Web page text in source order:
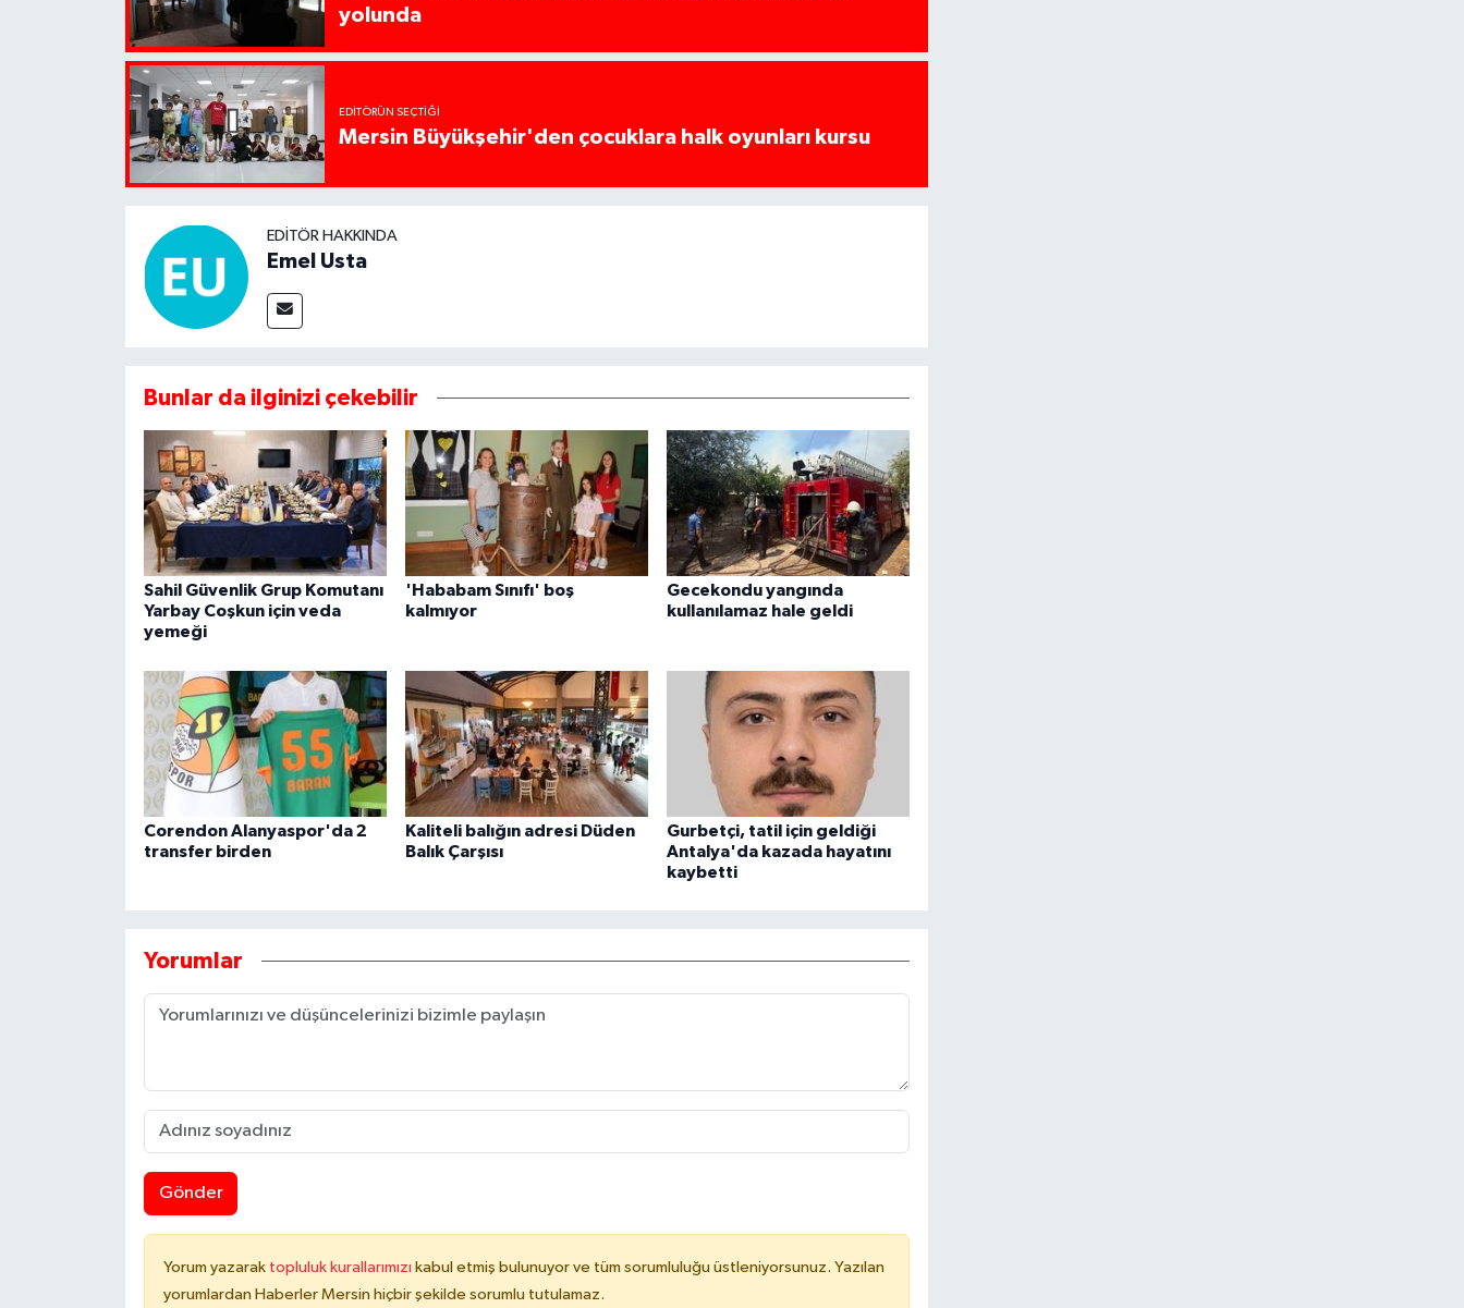
yolunda
EDITÖRÜN SEÇTIĞI
Mersin Büyükşehir'den çocuklara halk oyunları kursu
EDITÖR HAKKINDA
Emel Usta
Bunlar da ilginizi çekebilir
Sahil Güvenlik Grup Komutanı
Yarbay Coşkun için veda
yemeği
'Hababam Sınıfı' boş
kalmıyor
Gecekondu yangında
kullanılamaz hale geldi
Corendon Alanyaspor'da 2
transfer birden
Kaliteli balığın adresi Düden
Balık Çarşısı
Gurbetçi, tatil için geldiği
Antalya'da kazada hayatını
kaybetti
Yorumlar
Gönder
Yorum yazarak topluluk kurallarımızı kabul etmiş bulunuyor ve tüm sorumluluğu üstleniyorsunuz. Yazılan
yorumlardan Haberler Mersin hiçbir şekilde sorumlu tutulamaz.